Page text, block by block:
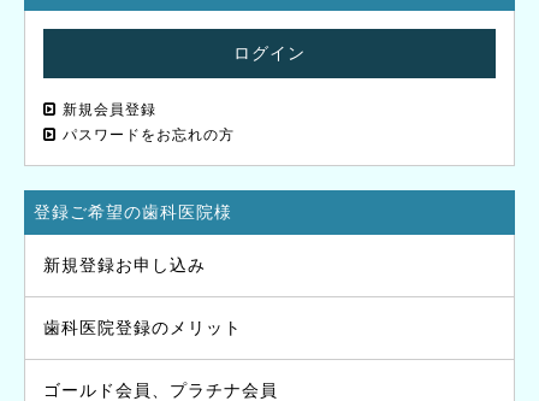
ログイン
新規会員登録
パスワードをお忘れの方
登録ご希望の歯科医院様
新規登録お申し込み
歯科医院登録のメリット
ゴールド会員、プラチナ会員